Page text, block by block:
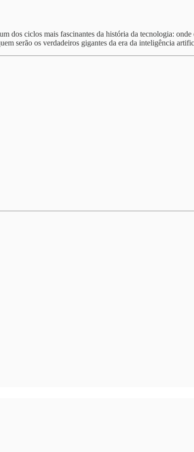
dos ciclos mais fascinantes da história da tecnologia:
serão os verdadeiros gigantes da era da inteligência